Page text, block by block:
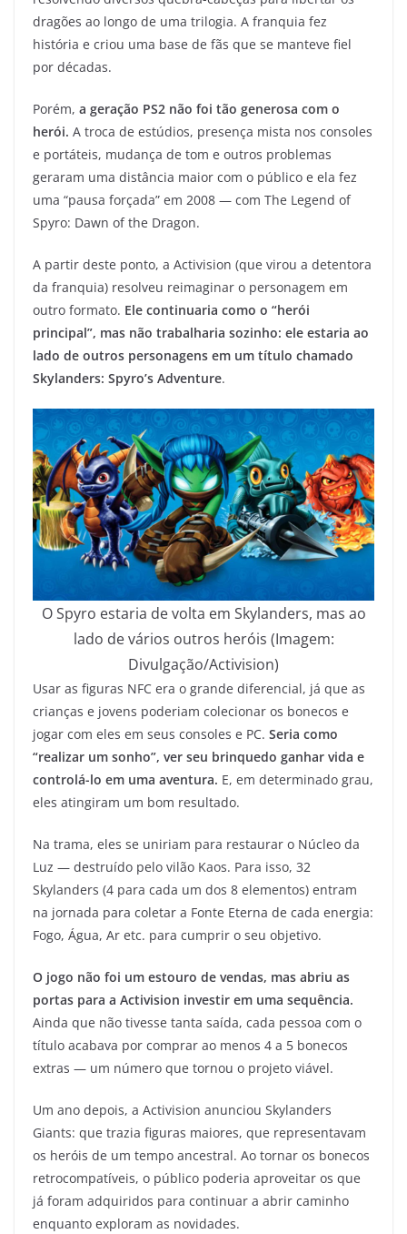
dragões ao longo de uma trilogia. A franquia fez
história e criou uma base de fãs que se manteve fiel
por décadas.
Porém, a geração PS2 não foi tão generosa com o
herói. A troca de estúdios, presença mista nos consoles
e portáteis, mudança de tom e outros problemas
geraram uma distância maior com o público e ela fez
uma “pausa forçada” em 2008 — com The Legend of
Spyro: Dawn of the Dragon.
A partir deste ponto, a Activision (que virou a detentora
da franquia) resolveu reimaginar o personagem em
outro formato. Ele continuaria como o “herói
principal”, mas não trabalharia sozinho: ele estaria ao
lado de outros personagens em um título chamado
Skylanders: Spyro’s Adventure.
O Spyro estaria de volta em Skylanders, mas ao
lado de vários outros heróis (Imagem:
Divulgação/Activision)
Usar as figuras NFC era o grande diferencial, já que as
crianças e jovens poderiam colecionar os bonecos e
jogar com eles em seus consoles e PC. Seria como
“realizar um sonho”, ver seu brinquedo ganhar vida e
controlá-lo em uma aventura. E, em determinado grau,
eles atingiram um bom resultado.
Na trama, eles se uniriam para restaurar o Núcleo da
Luz — destruído pelo vilão Kaos. Para isso, 32
Skylanders (4 para cada um dos 8 elementos) entram
na jornada para coletar a Fonte Eterna de cada energia:
Fogo, Água, Ar etc. para cumprir o seu objetivo.
O jogo não foi um estouro de vendas, mas abriu as
portas para a Activision investir em uma sequência.
Ainda que não tivesse tanta saída, cada pessoa com o
título acabava por comprar ao menos 4 a 5 bonecos
extras — um número que tornou o projeto viável.
Um ano depois, a Activision anunciou Skylanders
Giants: que trazia figuras maiores, que representavam
os heróis de um tempo ancestral. Ao tornar os bonecos
retrocompatíveis, o público poderia aproveitar os que
já foram adquiridos para continuar a abrir caminho
enquanto exploram as novidades.